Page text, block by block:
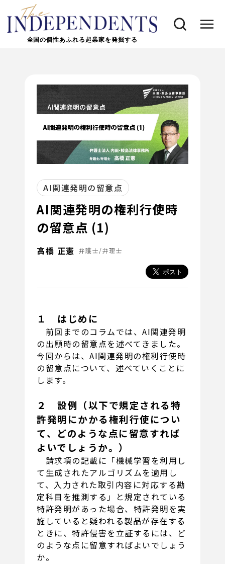
全国の個性あふれる起業家を発掘する
AI関連発明の留意点
AI関連発明の権利行使時
の留意点 (1)
高橋 正憲 弁護士/弁理士
１ はじめに
前回までのコラムでは、AI関連発明
の出願時の留意点を述べてきました。
今回からは、AI関連発明の権利行使時
の留意点について、述べていくことに
します。
２ 設例（以下で規定される特
許発明にかかる権利行使につい
て、どのような点に留意すれば
よいでしょうか。）
請求項の記載に「機械学習を利用し
て生成されたアルゴリズムを適用し
て、入力された取引内容に対応する勘
定科目を推測する」と規定されている
特許発明があった場合、特許発明を実
施していると疑われる製品が存在する
ときに、特許侵害を立証するには、ど
のような点に留意すればよいでしょう
か。